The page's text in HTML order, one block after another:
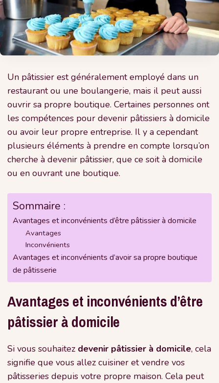
Un pâtissier est généralement employé dans un
restaurant ou une boulangerie, mais il peut aussi
ouvrir sa propre boutique. Certaines personnes ont
les compétences pour devenir pâtissiers à domicile
ou avoir leur propre entreprise. Il y a cependant
plusieurs éléments à prendre en compte lorsqu’on
cherche à devenir pâtissier, que ce soit à domicile
ou en ouvrant une boutique.
Sommaire :
Avantages et inconvénients d’être pâtissier à domicile
Avantages
Inconvénients
Avantages et inconvénients d’avoir sa propre boutique
de pâtisserie
Avantages et inconvénients d’être
pâtissier à domicile
Si vous souhaitez devenir pâtissier à domicile, cela
signifie que vous allez cuisiner et vendre vos
pâtisseries depuis votre propre maison. Cela peut